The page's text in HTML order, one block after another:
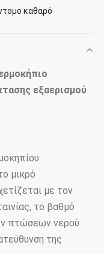
καθαρό
εξαερισμού
μικρό
με τον
το βαθμό
πτώσεων νερού
της